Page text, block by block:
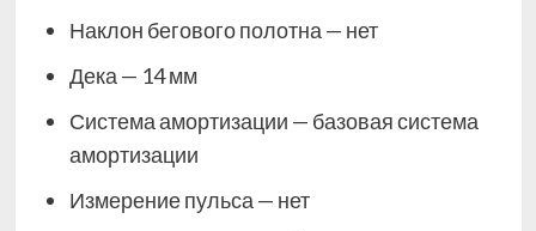
Наклон бегового полотна — нет
Дека — 14 мм
Система амортизации — базовая система
амортизации
Измерение пульса — нет